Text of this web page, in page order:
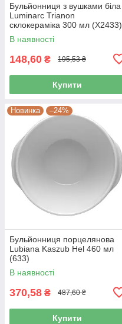
Бульйонниця з вушками біла
Luminarc Trianon
склокераміка 300 мл (X2433)
В наявності
148,60 ₴ 195,53 ₴
Купити
Новинка –24%
Бульйонниця порцелянова
Lubiana Kaszub Hel 460 мл
(633)
В наявності
370,58 ₴ 487,60 ₴
Купити